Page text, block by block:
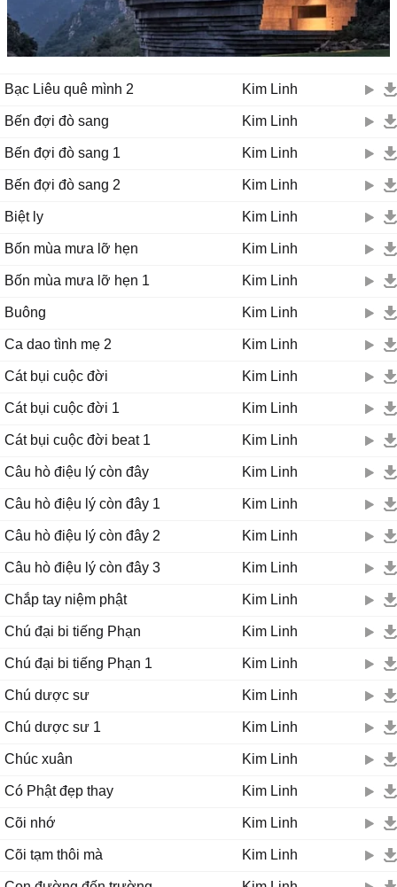
Bạc Liêu quê mình 2 Kim Linh
Bến đợi đò sang Kim Linh
Bến đợi đò sang 1 Kim Linh
Bến đợi đò sang 2 Kim Linh
Biệt ly Kim Linh
Bốn mùa mưa lỡ hẹn Kim Linh
Bốn mùa mưa lỡ hẹn 1 Kim Linh
Buông Kim Linh
Ca dao tình mẹ 2 Kim Linh
Cát bụi cuộc đời Kim Linh
Cát bụi cuộc đời 1 Kim Linh
Cát bụi cuộc đời beat 1 Kim Linh
Câu hò điệu lý còn đây Kim Linh
Câu hò điệu lý còn đây 1 Kim Linh
Câu hò điệu lý còn đây 2 Kim Linh
Câu hò điệu lý còn đây 3 Kim Linh
Chắp tay niệm phật Kim Linh
Chú đại bi tiếng Phạn Kim Linh
Chú đại bi tiếng Phạn 1 Kim Linh
Chú dược sư Kim Linh
Chú dược sư 1 Kim Linh
Chúc xuân Kim Linh
Có Phật đẹp thay Kim Linh
Cõi nhớ Kim Linh
Cõi tạm thôi mà Kim Linh